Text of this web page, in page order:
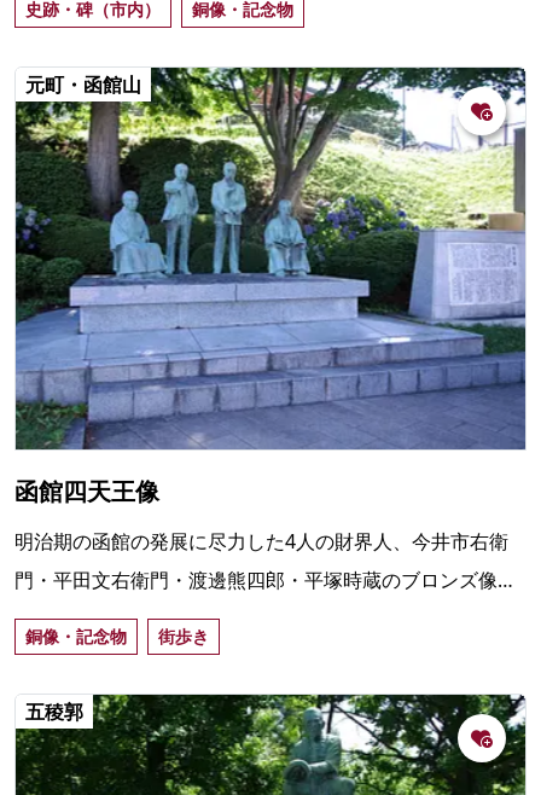
地として北海の天地に活躍した」と記されています。
史跡・碑（市内） 銅像・記念物
元町・函館山
函館四天王像
明治期の函館の発展に尽力した4人の財界人、今井市右衛
門・平田文右衛門・渡邊熊四郎・平塚時蔵のブロンズ像。
元町公園の開園に合わせ、1982（昭和57）年10月に設置。
銅像・記念物 街歩き
五稜郭